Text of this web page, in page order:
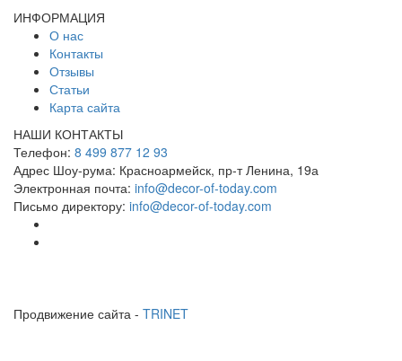
ИНФОРМАЦИЯ
О нас
Контакты
Отзывы
Статьи
Карта сайта
НАШИ КОНТАКТЫ
Телефон: 8 499 877 12 93
Адрес Шоу-рума: Красноармейск, пр-т Ленина, 19а
Электронная почта: info@decor-of-today.com
Письмо директору: info@decor-of-today.com
Продвижение сайта - TRINET